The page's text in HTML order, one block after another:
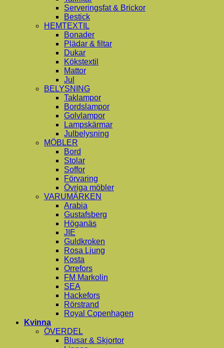
Serveringsfat & Brickor
Bestick
HEMTEXTIL
Bonader
Plädar & filtar
Dukar
Kökstextil
Mattor
Jul
BELYSNING
Taklampor
Bordslampor
Golvlampor
Lampskärmar
Julbelysning
MÖBLER
Bord
Stolar
Soffor
Förvaring
Övriga möbler
VARUMÄRKEN
Arabia
Gustafsberg
Höganäs
JIE
Guldkroken
Rosa Ljung
Kosta
Orrefors
FM Markolin
SEA
Hackefors
Rörstrand
Royal Copenhagen
Kvinna
ÖVERDEL
Blusar & Skjortor